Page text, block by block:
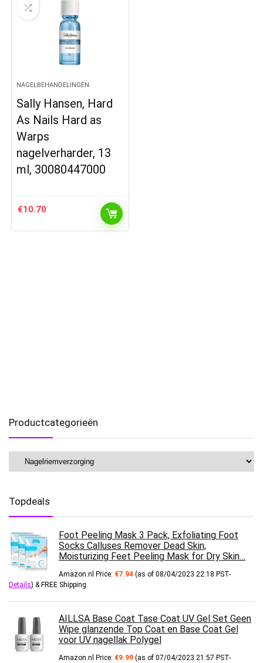
NAGELBEHANDELINGEN
Sally Hansen, Hard
As Nails Hard as
Warps
nagelverharder, 13
ml, 30080447000
€10.70
Productcategorieën
Topdeals
Foot Peeling Mask 3 Pack, Exfoliating Foot
Socks Calluses Remover Dead Skin,
Moisturizing Feet Peeling Mask for Dry Skin…
Amazon.nl Price: €7.94 (as of 08/04/2023 22:18 PST-
Details) & FREE Shipping.
AILLSA Base Coat Tase Coat UV Gel Set Geen
Wipe glanzende Top Coat en Base Coat Gel
voor UV nagellak Polygel
Amazon.nl Price: €9.99 (as of 07/04/2023 21:57 PST-